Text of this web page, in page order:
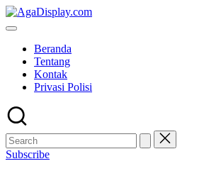
Skip
to
Beranda
Tentang
Kontak
Privasi Polisi
Subscribe